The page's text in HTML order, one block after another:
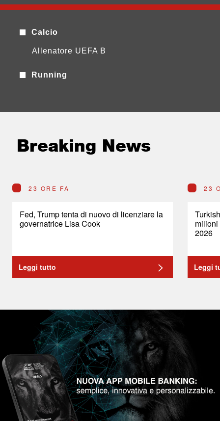
Calcio
Allenatore UEFA B
Running
Breaking News
23 ORE FA
Fed, Trump tenta di nuovo di licenziare la
governatrice Lisa Cook
Leggi tutto
23
2026
Leggi